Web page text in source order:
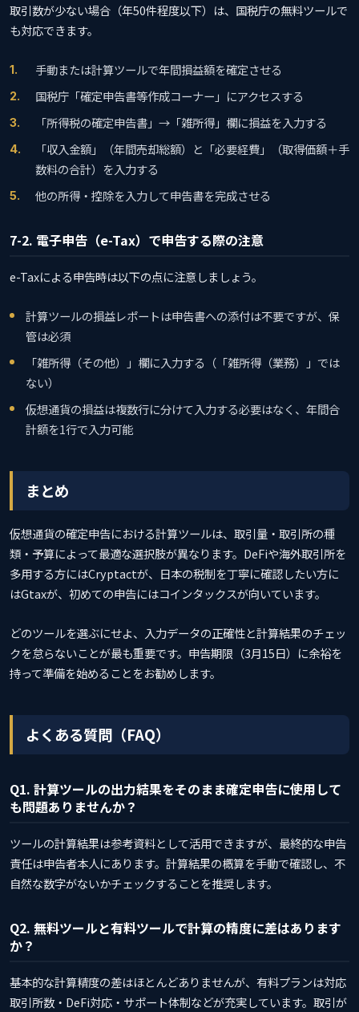
取引数が少ない場合（年50件程度以下）は、国税庁の無料ツールで
も対応できます。
手動または計算ツールで年間損益額を確定させる
国税庁「確定申告書等作成コーナー」にアクセスする
「所得税の確定申告書」→「雑所得」欄に損益を入力する
「収入金額」（年間売却総額）と「必要経費」（取得価額＋手
数料の合計）を入力する
他の所得・控除を入力して申告書を完成させる
7-2. 電子申告（e-Tax）で申告する際の注意
e-Taxによる申告時は以下の点に注意しましょう。
計算ツールの損益レポートは申告書への添付は不要ですが、保
管は必須
「雑所得（その他）」欄に入力する（「雑所得（業務）」では
ない）
仮想通貨の損益は複数行に分けて入力する必要はなく、年間合
計額を1行で入力可能
まとめ
仮想通貨の確定申告における計算ツールは、取引量・取引所の種
類・予算によって最適な選択肢が異なります。DeFiや海外取引所を
多用する方にはCryptactが、日本の税制を丁寧に確認したい方に
はGtaxが、初めての申告にはコインタックスが向いています。
どのツールを選ぶにせよ、入力データの正確性と計算結果のチェッ
クを怠らないことが最も重要です。申告期限（3月15日）に余裕を
持って準備を始めることをお勧めします。
よくある質問（FAQ）
Q1. 計算ツールの出力結果をそのまま確定申告に使用して
も問題ありませんか？
ツールの計算結果は参考資料として活用できますが、最終的な申告
責任は申告者本人にあります。計算結果の概算を手動で確認し、不
自然な数字がないかチェックすることを推奨します。
Q2. 無料ツールと有料ツールで計算の精度に差はあります
か？
基本的な計算精度の差はほとんどありませんが、有料プランは対応
取引所数・DeFi対応・サポート体制などが充実しています。取引が